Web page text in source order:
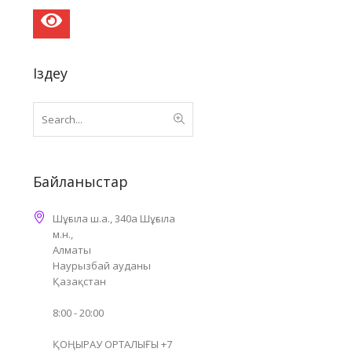
Іздеу
Байланыстар
Шұғыла ш.а., 340а Шұғыла
м.н.,
Алматы
Наурызбай ауданы
Қазақстан
8:00 - 20:00
ҚОҢЫРАУ ОРТАЛЫҒЫ +7